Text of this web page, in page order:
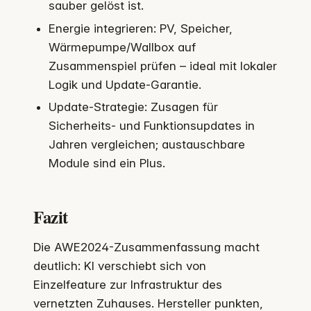
sauber gelöst ist.
Energie integrieren: PV, Speicher,
Wärmepumpe/Wallbox auf
Zusammenspiel prüfen – ideal mit lokaler
Logik und Update-Garantie.
Update-Strategie: Zusagen für
Sicherheits- und Funktionsupdates in
Jahren vergleichen; austauschbare
Module sind ein Plus.
Fazit
Die AWE2024-Zusammenfassung macht
deutlich: KI verschiebt sich von
Einzelfeature zur Infrastruktur des
vernetzten Zuhauses. Hersteller punkten,